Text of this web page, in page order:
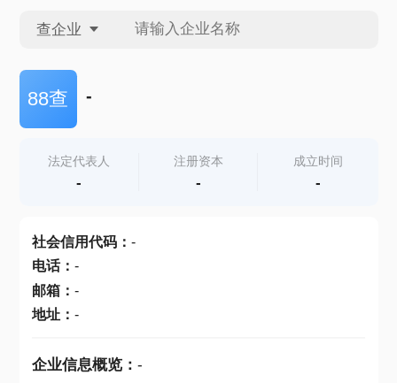
查企业
查企业
查产地
88查 -
法定代表人
-
注册资本
-
成立时间
-
社会信用代码： -
电话： -
邮箱： -
地址： -
企业信息概览： -